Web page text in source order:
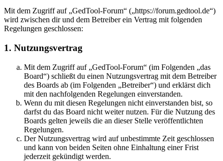
Mit dem Zugriff auf „GedTool-Forum“ („https://forum.gedtool.de“)
wird zwischen dir und dem Betreiber ein Vertrag mit folgenden
Regelungen geschlossen:
1. Nutzungsvertrag
Mit dem Zugriff auf „GedTool-Forum“ (im Folgenden „das
Board“) schließt du einen Nutzungsvertrag mit dem Betreiber
des Boards ab (im Folgenden „Betreiber“) und erklärst dich
mit den nachfolgenden Regelungen einverstanden.
Wenn du mit diesen Regelungen nicht einverstanden bist, so
darfst du das Board nicht weiter nutzen. Für die Nutzung des
Boards gelten jeweils die an dieser Stelle veröffentlichten
Regelungen.
Der Nutzungsvertrag wird auf unbestimmte Zeit geschlossen
und kann von beiden Seiten ohne Einhaltung einer Frist
jederzeit gekündigt werden.